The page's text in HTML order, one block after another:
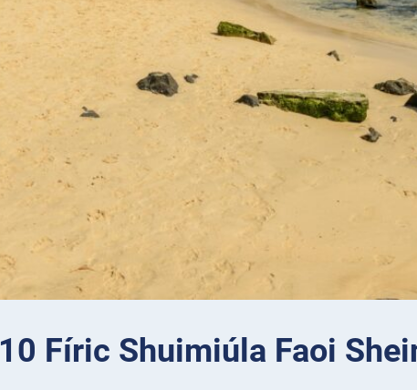
10 Fíric Shuimiúla Faoi